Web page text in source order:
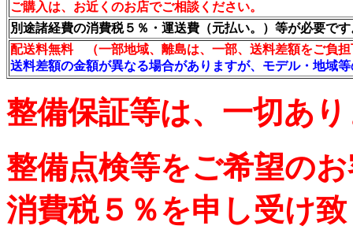
ご購入は、お近くのお店でご相談ください。
別途諸経費の消費税５％・運送費（元払い。）等が必要です
配送料無料 （一部地域、離島は、一部、送料差額をご負担
送料差額の金額が異なる場合がありますが、モデル・地域
整備保証等は、一切あ
整備点検等をご希望の
消費税５％を申し受け